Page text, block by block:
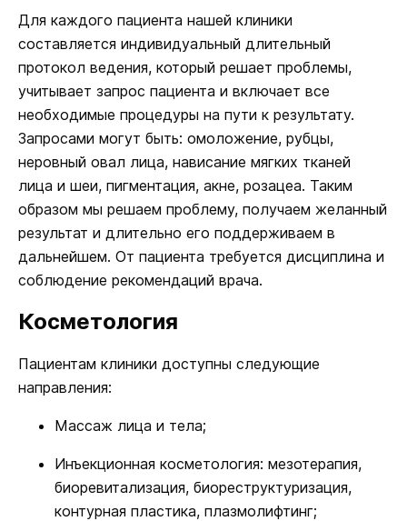
Для каждого пациента нашей клиники
составляется индивидуальный длительный
протокол ведения, который решает проблемы,
учитывает запрос пациента и включает все
необходимые процедуры на пути к результату.
Запросами могут быть: омоложение, рубцы,
неровный овал лица, нависание мягких тканей
лица и шеи, пигментация, акне, розацеа. Таким
образом мы решаем проблему, получаем желанный
результат и длительно его поддерживаем в
дальнейшем. От пациента требуется дисциплина и
соблюдение рекомендаций врача.
Косметология
Пациентам клиники доступны следующие
направления:
Массаж лица и тела;
Инъекционная косметология: мезотерапия,
биоревитализация, биореструктуризация,
контурная пластика, плазмолифтинг;